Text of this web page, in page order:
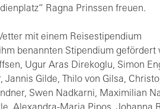
Ragna Prinssen freuen.
mit einem Reisestipendium
benannten Stipendium gefördert
Ugur Aras Direkoglu, Simon
Jannis Gilde, Thilo von Gilsa,
Swen Nadkarni, Maximilian